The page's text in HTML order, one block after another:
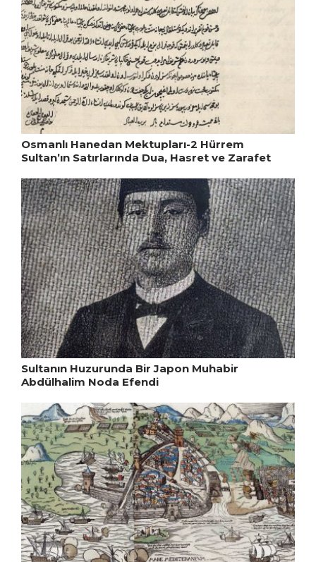
Osmanlı Hanedan Mektupları-2 Hürrem
Sultan’ın Satırlarında Dua, Hasret ve Zarafet
Sultanın Huzurunda Bir Japon Muhabir
Abdülhalim Noda Efendi